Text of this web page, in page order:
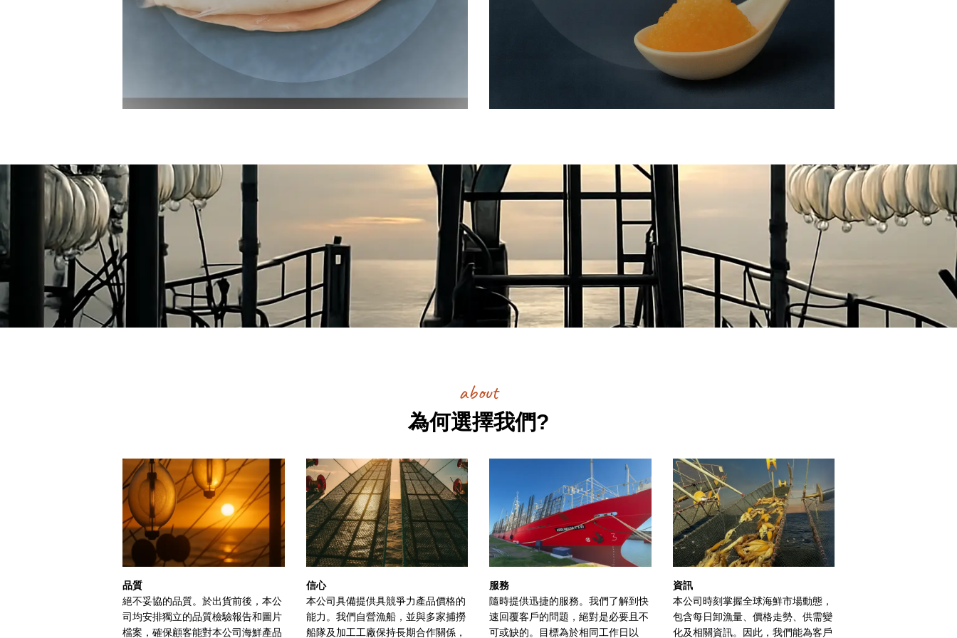
about
為何選擇我們?
品質
絕不妥協的品質。於出貨前後，本公
司均安排獨立的品質檢驗報告和圖片
檔案，確保顧客能對本公司海鮮產品
信心
本公司具備提供具競爭力產品價格的
能力。我們自營漁船，並與多家捕撈
船隊及加工工廠保持長期合作關係，
服務
隨時提供迅捷的服務。我們了解到快
速回覆客戶的問題，絕對是必要且不
可或缺的。目標為於相同工作日以
資訊
本公司時刻掌握全球海鮮市場動態，
包含每日卸漁量、價格走勢、供需變
化及相關資訊。因此，我們能為客戶